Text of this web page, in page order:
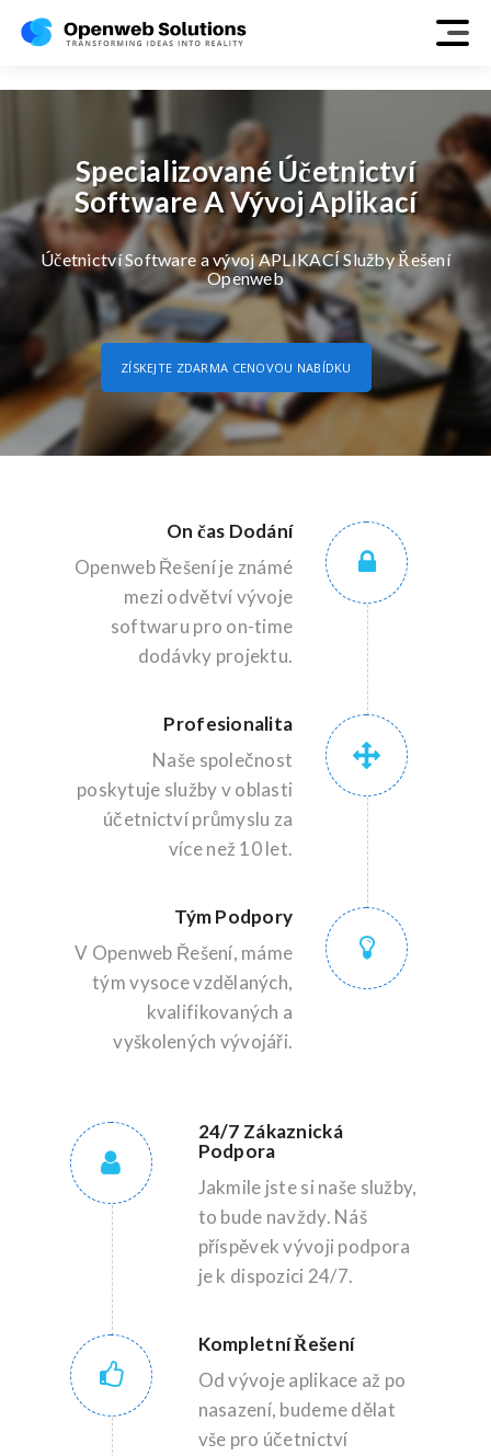
Specializované Účetnictví
Software A Vývoj Aplikací
Účetnictví Software a vývoj APLIKACÍ Služby Řešení
Openweb
ZÍSKEJTE ZDARMA CENOVOU NABÍDKU
On čas Dodání
Openweb Řešení je známé
mezi odvětví vývoje
softwaru pro on-time
dodávky projektu.
Profesionalita
Naše společnost
poskytuje služby v oblasti
účetnictví průmyslu za
více než 10 let.
Tým Podpory
V Openweb Řešení, máme
tým vysoce vzdělaných,
kvalifikovaných a
vyškolených vývojáři.
24/7 Zákaznická
Podpora
Jakmile jste si naše služby,
to bude navždy. Náš
příspěvek vývoji podpora
je k dispozici 24/7.
Kompletní Řešení
Od vývoje aplikace až po
nasazení, budeme dělat
vše pro účetnictví